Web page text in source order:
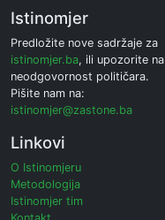
Istinomjer
Predložite nove sadržaje za
istinomjer.ba, ili upozorite na
neodgovornost političara.
Pišite nam na:
istinomjer@zastone.ba
Linkovi
O Istinomjeru
Metodologija
Istinomjer tim